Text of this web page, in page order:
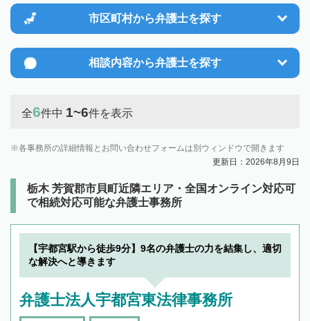
市区町村から弁護士を探す
相談内容から弁護士を探す
全6件中 1~6件を表示
各事務所の詳細情報とお問い合わせフォームは別ウィンドウで開きます
更新日：2026年8月9日
栃木 芳賀郡市貝町近隣エリア・全国オンライン対応可
で相続対応可能な弁護士事務所
【宇都宮駅から徒歩9分】9名の弁護士の力を結集し、適切
な解決へと導きます
弁護士法人宇都宮東法律事務所